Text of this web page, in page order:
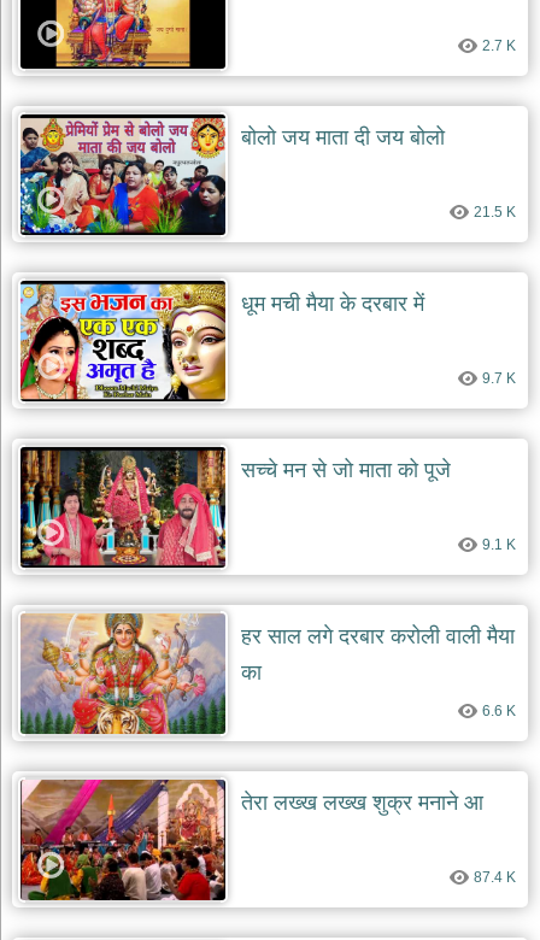
दयाल
भजन
bawa
lal
bhajans
शनि
देव
भजन
shani
dev
bhajans
आज
का
भजन
bhajan
of
the
day
भजन
जोड़ें
add
bhajans
2.7 K
बोलो जय माता दी जय बोलो
21.5 K
धूम मची मैया के दरबार में
9.7 K
सच्चे मन से जो माता को पूजे
9.1 K
हर साल लगे दरबार करोली वाली मैया
का
6.6 K
तेरा लख्ख लख्ख शुक्र मनाने आ
87.4 K